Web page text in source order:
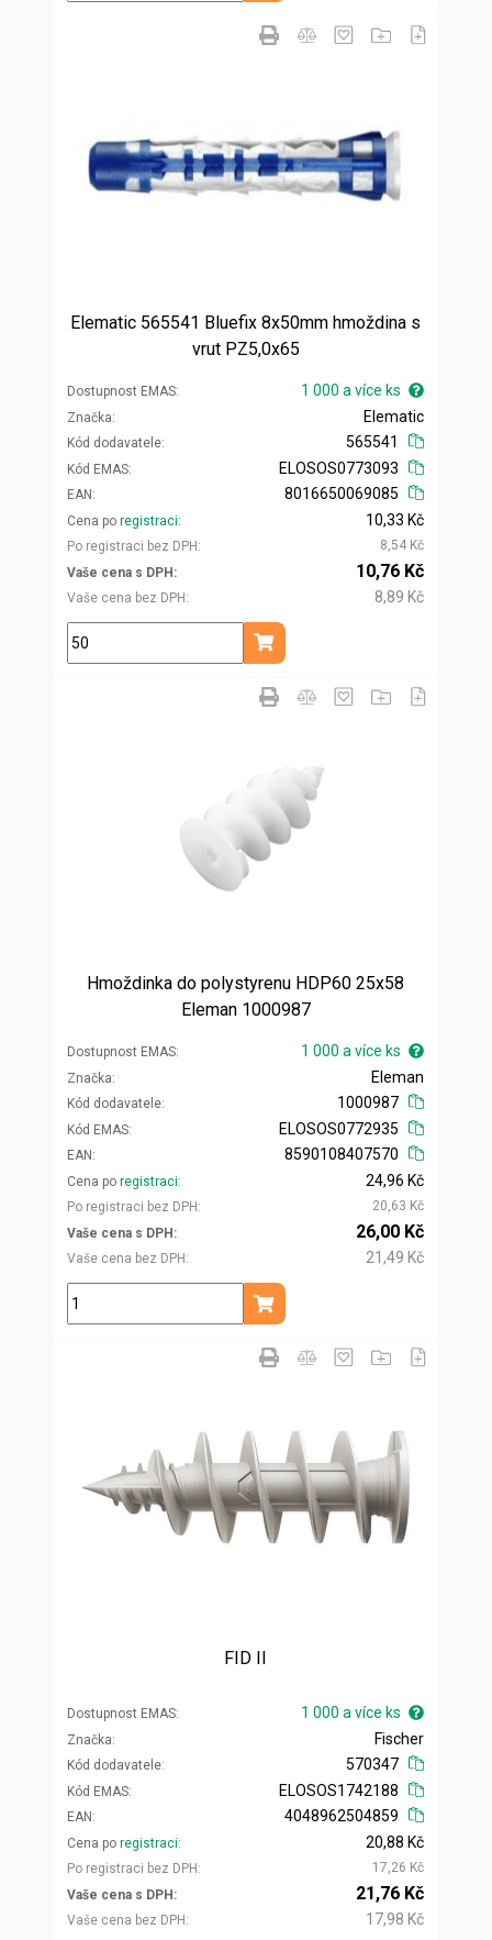
Elematic 565541 Bluefix 8x50mm hmoždina s
vrut PZ5,0x65
Dostupnost EMAS 1 000 a více ks
Značka
Kód dodavatele
Elematic
565541
Kód EMAS
EAN
ELOSOS0773093
8016650069085
Cena po registraci
Po registraci bez DPH
10,33 Kč
8,54 Kč
Vaše cena s DPH
Vaše cena bez DPH
10,76 Kč
8,89 Kč
ks
Přidat do košíku
Hmoždinka do polystyrenu HDP60 25x58
Eleman 1000987
Dostupnost EMAS 1 000 a více ks
Značka
Kód dodavatele
Eleman
1000987
Kód EMAS
EAN
ELOSOS0772935
8590108407570
Cena po registraci
Po registraci bez DPH
24,96 Kč
20,63 Kč
Vaše cena s DPH
Vaše cena bez DPH
26,00 Kč
21,49 Kč
ks
Přidat do košíku
FID II
Dostupnost EMAS 1 000 a více ks
Značka
Kód dodavatele
Fischer
570347
Kód EMAS
EAN
ELOSOS1742188
4048962504859
Cena po registraci
Po registraci bez DPH
20,88 Kč
17,26 Kč
Vaše cena s DPH
Vaše cena bez DPH
21,76 Kč
17,98 Kč